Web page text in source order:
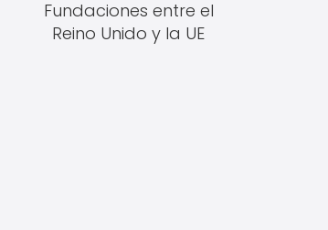
Fundaciones entre el
Reino Unido y la UE